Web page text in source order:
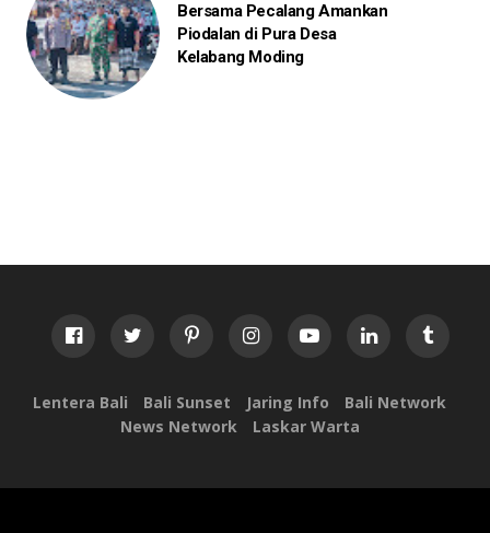
Bersama Pecalang Amankan
Piodalan di Pura Desa
Kelabang Moding
Lentera Bali Bali Sunset Jaring Info
Bali Network
News Network
Laskar Warta